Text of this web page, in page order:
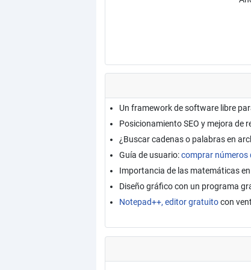
Un framework de software libre
Posicionamiento SEO y mejora de
¿Buscar cadenas o palabras en
Guía de usuario:comprar números
Importancia de las matemáticas
Diseño gráfico con un programa
Notepad++, editor gratuitocon